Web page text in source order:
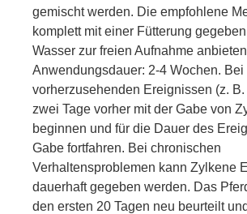
gemischt werden. Die empfohlene
komplett mit einer Fütterung
Wasser zur freien Aufnahme
Anwendungsdauer: 2-4 Wochen. Bei
vorherzusehenden Ereignissen (z. B.
zwei Tage vorher mit der Gabe von
beginnen und für die Dauer des
Gabe fortfahren. Bei chronischen
Verhaltensproblemen kann Zylkene
dauerhaft gegeben werden. Das
den ersten 20 Tagen neu beurteilt